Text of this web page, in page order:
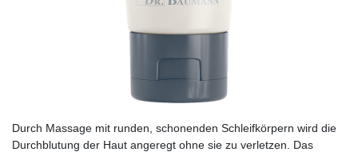
Durch Massage mit runden, schonenden Schleif­körpern wird die
Durchblutung der Haut angeregt ohne sie zu verletzen. Das